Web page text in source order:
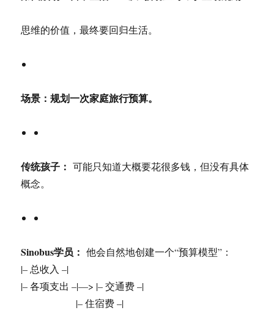
思维的价值，最终要回归生活。
场景：规划一次家庭旅行预算。
传统孩子： 可能只知道大概要花很多钱，但没有具体
概念。
Sinobus学员： 他会自然地创建一个“预算模型”：
|– 总收入 –|
|– 各项支出 –|—> |– 交通费 –|
|– 住宿费 –|